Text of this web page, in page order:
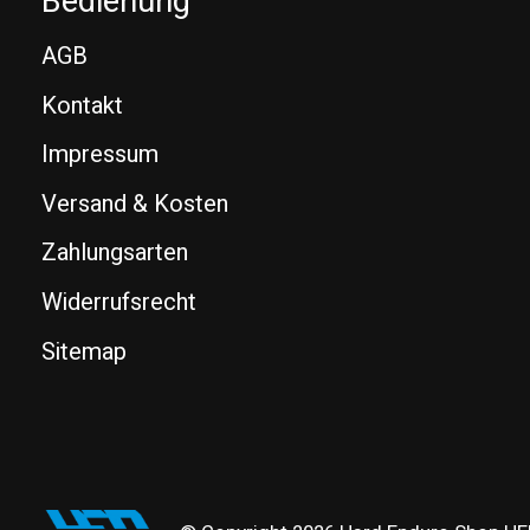
AGB
Kontakt
Impressum
Versand & Kosten
Zahlungsarten
Widerrufsrecht
Sitemap